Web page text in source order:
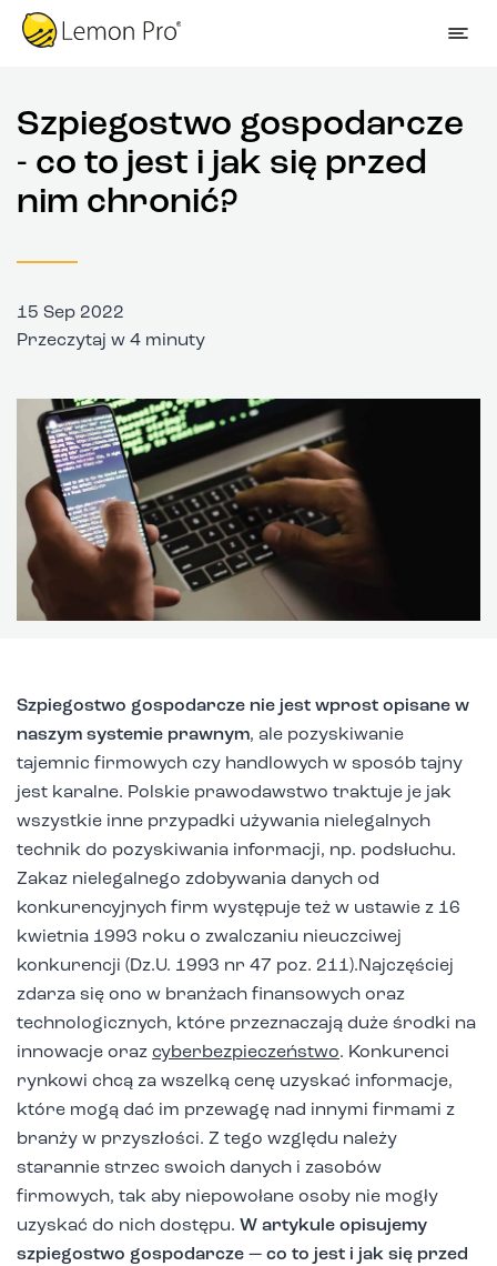
Szpiegostwo gospodarcze
- co to jest i jak się przed
nim chronić?
15 Sep 2022
Przeczytaj w 4 minuty
Szpiegostwo gospodarcze nie jest wprost opisane w
naszym systemie prawnym, ale pozyskiwanie
tajemnic firmowych czy handlowych w sposób tajny
jest karalne. Polskie prawodawstwo traktuje je jak
wszystkie inne przypadki używania nielegalnych
technik do pozyskiwania informacji, np. podsłuchu.
Zakaz nielegalnego zdobywania danych od
konkurencyjnych firm występuje też w ustawie z 16
kwietnia 1993 roku o zwalczaniu nieuczciwej
konkurencji (Dz.U. 1993 nr 47 poz. 211).Najczęściej
zdarza się ono w branżach finansowych oraz
technologicznych, które przeznaczają duże środki na
innowacje oraz cyberbezpieczeństwo. Konkurenci
rynkowi chcą za wszelką cenę uzyskać informacje,
które mogą dać im przewagę nad innymi firmami z
branży w przyszłości. Z tego względu należy
starannie strzec swoich danych i zasobów
firmowych, tak aby niepowołane osoby nie mogły
uzyskać do nich dostępu. W artykule opisujemy
szpiegostwo gospodarcze — co to jest i jak się przed